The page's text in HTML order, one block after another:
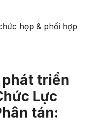
họp & phối hợp
phát triển
Lực
tán: